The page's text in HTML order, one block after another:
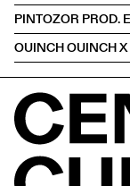
PINTOZOR PROD.
OUINCH OUINCH